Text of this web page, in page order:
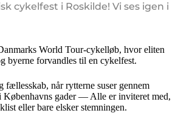
cykelfest i Roskilde! Vi ses igen i
World Tour-cykelløb, hvor eliten
byerne forvandles til en cykelfest.
når rytterne suser gennem
Københavns gader — Alle er inviteret med,
eller bare elsker stemningen.